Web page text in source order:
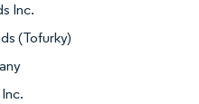
Inc.
(Tofurky)